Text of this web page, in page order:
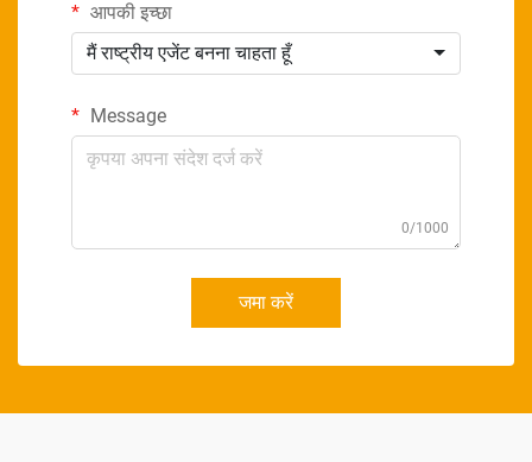
आपकी इच्छा
मैं राष्ट्रीय एजेंट बनना चाहता हूँ
Message
0/1000
जमा करें